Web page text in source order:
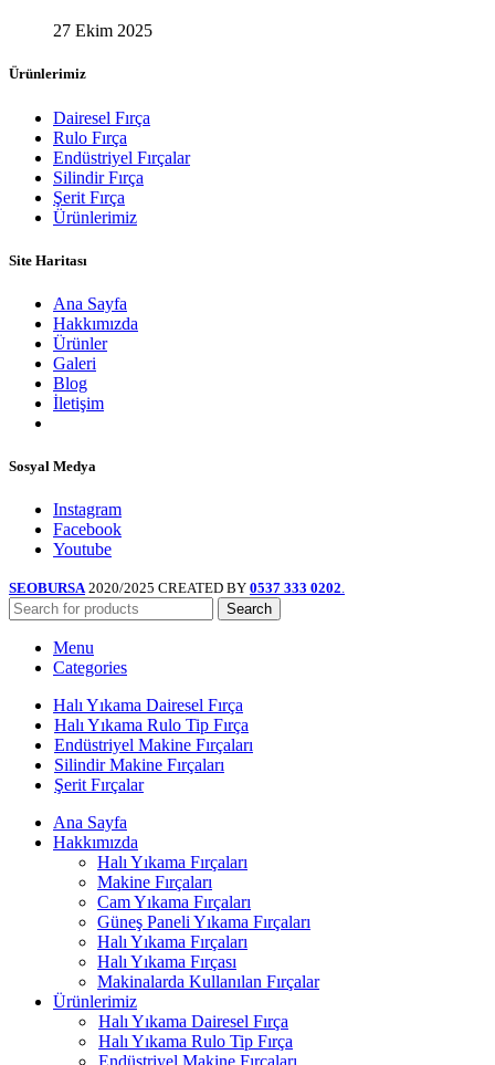
27 Ekim 2025
Ürünlerimiz
Dairesel Fırça
Rulo Fırça
Endüstriyel Fırçalar
Silindir Fırça
Şerit Fırça
Ürünlerimiz
Site Haritası
Ana Sayfa
Hakkımızda
Ürünler
Galeri
Blog
İletişim
Sosyal Medya
Instagram
Facebook
Youtube
SEOBURSA 2020/2025 CREATED BY 0537 333 0202.
Search
Menu
Categories
Halı Yıkama Dairesel Fırça
Halı Yıkama Rulo Tip Fırça
Endüstriyel Makine Fırçaları
Silindir Makine Fırçaları
Şerit Fırçalar
Ana Sayfa
Hakkımızda
Halı Yıkama Fırçaları
Makine Fırçaları
Cam Yıkama Fırçaları
Güneş Paneli Yıkama Fırçaları
Halı Yıkama Fırçaları
Halı Yıkama Fırçası
Makinalarda Kullanılan Fırçalar
Ürünlerimiz
Halı Yıkama Dairesel Fırça
Halı Yıkama Rulo Tip Fırça